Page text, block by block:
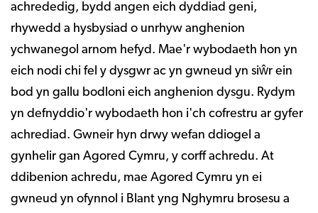
achrededig, bydd angen eich dyddiad geni,
rhywedd a hysbysiad o unrhyw anghenion
ychwanegol arnom hefyd. Mae'r wybodaeth hon yn
eich nodi chi fel y dysgwr ac yn gwneud yn siŵr ein
bod yn gallu bodloni eich anghenion dysgu. Rydym
yn defnyddio'r wybodaeth hon i'ch cofrestru ar gyfer
achrediad. Gwneir hyn drwy wefan ddiogel a
gynhelir gan Agored Cymru, y corff achredu. At
ddibenion achredu, mae Agored Cymru yn ei
gwneud yn ofynnol i Blant yng Nghymru brosesu a